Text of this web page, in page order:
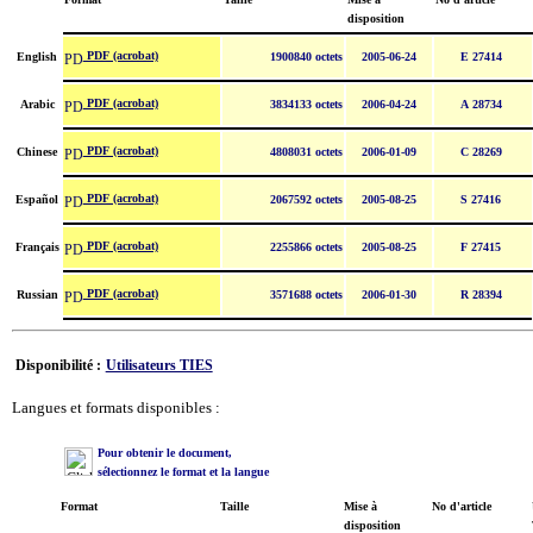
disposition
English PDF (acrobat) 1900840 octets 2005-06-24 E 27414
Arabic PDF (acrobat) 3834133 octets 2006-04-24 A 28734
Chinese PDF (acrobat) 4808031 octets 2006-01-09 C 28269
Español PDF (acrobat) 2067592 octets 2005-08-25 S 27416
Français PDF (acrobat) 2255866 octets 2005-08-25 F 27415
Russian PDF (acrobat) 3571688 octets 2006-01-30 R 28394
Disponibilité : Utilisateurs TIES
Langues et formats disponibles :
Pour obtenir le document,
sélectionnez le format et la langue
Format Taille
Mise à
disposition
No d'article